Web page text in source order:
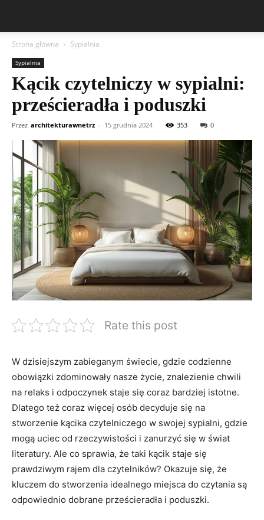
Strona główna Sypialnia
Sypialnia
Kącik czytelniczy w sypialni:
prześcieradła i poduszki
Przez architekturawnetrz - 15 grudnia 2024 353 0
Rate this post
W dzisiejszym zabieganym świecie,⁣ gdzie codzienne⁤
obowiązki zdominowały nasze życie, znalezienie chwili
na relaks i odpoczynek staje się coraz bardziej⁣ istotne.
Dlatego też coraz więcej osób decyduje się na
stworzenie kącika ‌czytelniczego w swojej sypialni, gdzie
mogą uciec od rzeczywistości i zanurzyć się w świat
literatury. ⁣Ale co sprawia, że taki ‍kącik staje się
prawdziwym rajem dla czytelników? Okazuje się, że
kluczem do stworzenia idealnego miejsca do czytania są
odpowiednio dobrane prześcieradła⁢ i poduszki.